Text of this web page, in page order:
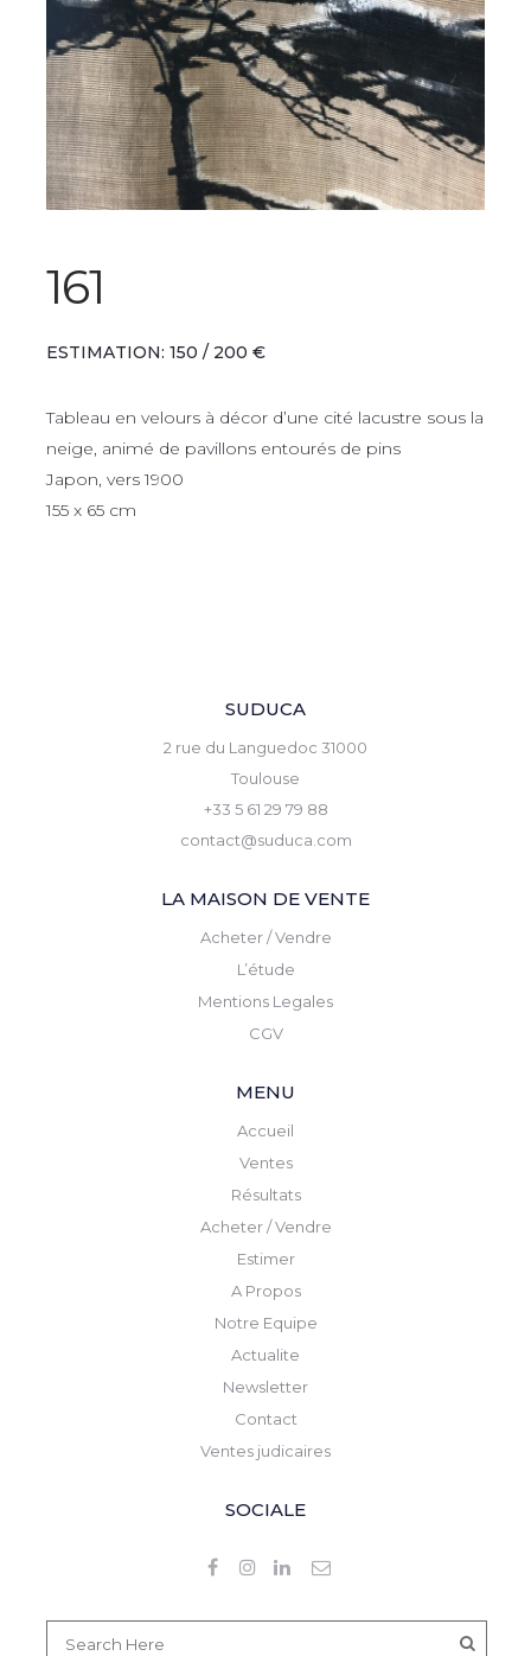
161
ESTIMATION: 150 / 200 €
Tableau en velours à décor d’une cité lacustre sous la
neige, animé de pavillons entourés de pins
Japon, vers 1900
155 x 65 cm
SUDUCA
2 rue du Languedoc 31000
Toulouse
+33 5 61 29 79 88
contact@suduca.com
LA MAISON DE VENTE
Acheter / Vendre
L’étude
Mentions Legales
CGV
MENU
Accueil
Ventes
Résultats
Acheter / Vendre
Estimer
A Propos
Notre Equipe
Actualite
Newsletter
Contact
Ventes judicaires
SOCIALE